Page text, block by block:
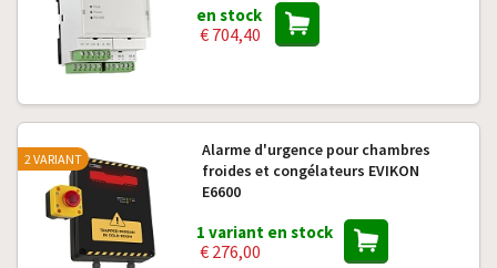
en stock
€ 704,40
Alarme d'urgence pour chambres
froides et congélateurs EVIKON
E6600
1 variant en stock
€ 276,00
2 VARIANT